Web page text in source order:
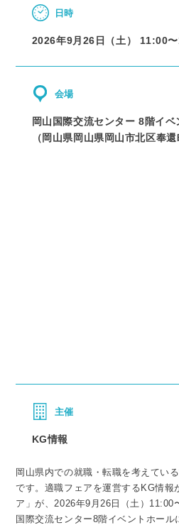
日時
2026年9月26日（土） 11:00〜
会場
岡山国際交流センター 8階イベ
（岡山県岡山県岡山市北区奉
主催
KG情報
岡山県内での就職・転職を考えてい
です。適職フェアを運営するKG情報
ア」が、2026年9月26日（土）11:00
国際交流センター8階イベントホー